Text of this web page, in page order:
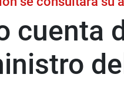
cuenta